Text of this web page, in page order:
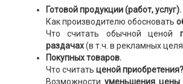
Готовой продукции (работ, услуг).
Как производителю обосновать
Что считать обычной ценой
раздачах(в т.ч. в рекламных
Покупных товаров.
Что считать ценой приобретения?
Возможности уменьшения цены